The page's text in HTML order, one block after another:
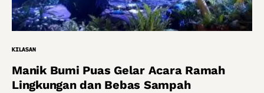
KILASAN
Manik Bumi Puas Gelar Acara Ramah
Lingkungan dan Bebas Sampah